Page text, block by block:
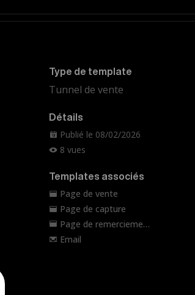
Type de template
Tunnel de vente
Détails
Publié le 08/02/2026
8 vues
Templates associés
Page de vente
Page de capture
Page de remerciement
Email